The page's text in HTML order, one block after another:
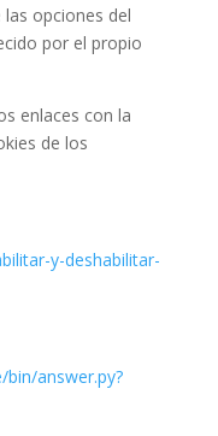
opciones del
por el propio
enlaces con la
de los
y-deshabilitar-
answer.py?